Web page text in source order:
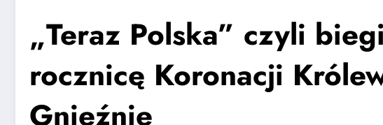
„Teraz Polska” czyli
rocznicę Koronacji
Gnieźnie